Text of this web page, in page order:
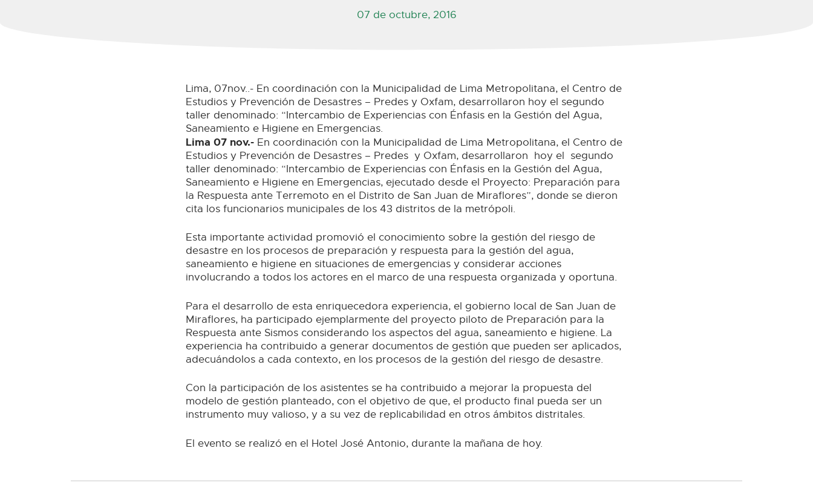
07 de octubre, 2016
Lima, 07nov..- En coordinación con la Municipalidad de Lima Metropolitana, el Centro de
Estudios y Prevención de Desastres – Predes y Oxfam, desarrollaron hoy el segundo
taller denominado: “Intercambio de Experiencias con Énfasis en la Gestión del Agua,
Saneamiento e Higiene en Emergencias.
Lima 07 nov.- En coordinación con la Municipalidad de Lima Metropolitana, el Centro de
Estudios y Prevención de Desastres – Predes y Oxfam, desarrollaron hoy el segundo
taller denominado: “Intercambio de Experiencias con Énfasis en la Gestión del Agua,
Saneamiento e Higiene en Emergencias, ejecutado desde el Proyecto: Preparación para
la Respuesta ante Terremoto en el Distrito de San Juan de Miraflores”, donde se dieron
cita los funcionarios municipales de los 43 distritos de la metrópoli.
Esta importante actividad promovió el conocimiento sobre la gestión del riesgo de
desastre en los procesos de preparación y respuesta para la gestión del agua,
saneamiento e higiene en situaciones de emergencias y considerar acciones
involucrando a todos los actores en el marco de una respuesta organizada y oportuna.
Para el desarrollo de esta enriquecedora experiencia, el gobierno local de San Juan de
Miraflores, ha participado ejemplarmente del proyecto piloto de Preparación para la
Respuesta ante Sismos considerando los aspectos del agua, saneamiento e higiene. La
experiencia ha contribuido a generar documentos de gestión que pueden ser aplicados,
adecuándolos a cada contexto, en los procesos de la gestión del riesgo de desastre.
Con la participación de los asistentes se ha contribuido a mejorar la propuesta del
modelo de gestión planteado, con el objetivo de que, el producto final pueda ser un
instrumento muy valioso, y a su vez de replicabilidad en otros ámbitos distritales.
El evento se realizó en el Hotel José Antonio, durante la mañana de hoy.